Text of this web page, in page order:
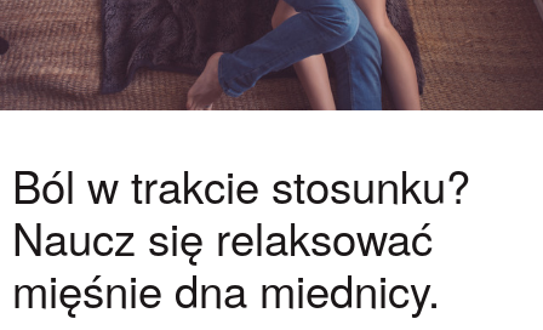
Ból w trakcie stosunku?
Naucz się relaksować
mięśnie dna miednicy.